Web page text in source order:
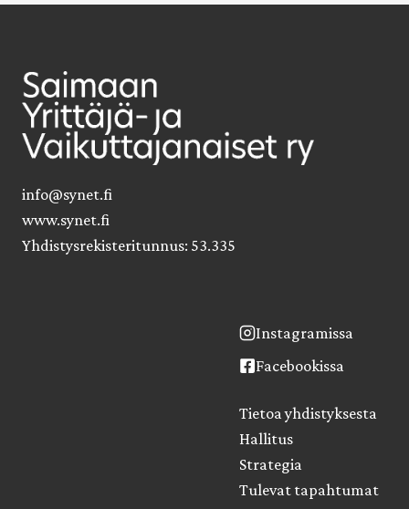
info@synet.fi
www.synet.fi
Yhdistysrekisteritunnus: 53.335
Instagramissa
Facebookissa
Tietoa yhdistyksesta
Hallitus
Strategia
Tulevat tapahtumat